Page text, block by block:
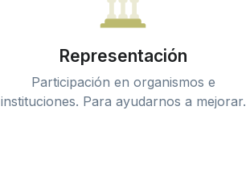
Representación
Participación en organismos e
instituciones. Para ayudarnos a mejorar.